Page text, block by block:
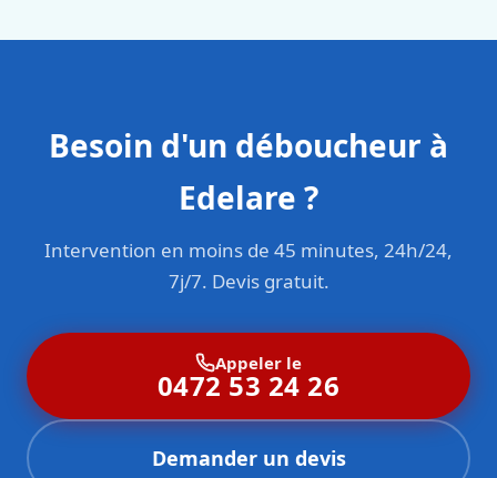
Besoin d'un déboucheur à
Edelare ?
Intervention en moins de 45 minutes, 24h/24,
7j/7. Devis gratuit.
Appeler le
0472 53 24 26
Demander un devis